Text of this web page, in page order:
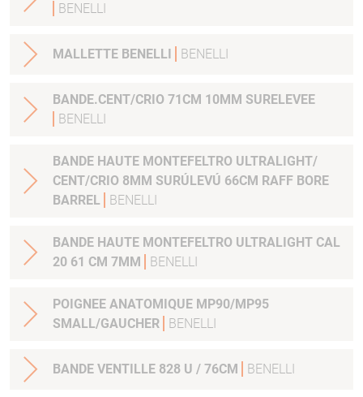
BENELLI
MALLETTE BENELLI BENELLI
BANDE.CENT/CRIO 71CM 10MM SURELEVEE
BENELLI
BANDE HAUTE MONTEFELTRO ULTRALIGHT/
CENT/CRIO 8MM SURÚLEVÚ 66CM RAFF BORE
BARREL
BENELLI
BANDE HAUTE MONTEFELTRO ULTRALIGHT CAL
20 61 CM 7MM
BENELLI
POIGNEE ANATOMIQUE MP90/MP95
SMALL/GAUCHER
BENELLI
BANDE VENTILLE 828 U / 76CM BENELLI